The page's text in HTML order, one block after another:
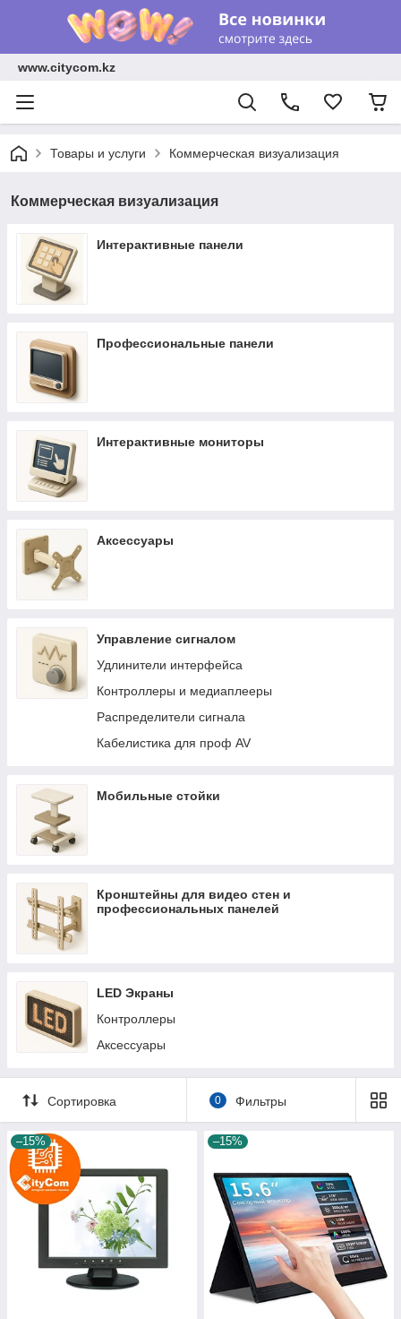
www.citycom.kz
Товары и услуги Коммерческая визуализация
Коммерческая визуализация
Интерактивные панели
Профессиональные панели
Интерактивные мониторы
Аксессуары
Управление сигналом
Удлинители интерфейса
Контроллеры и медиаплееры
Распределители сигнала
Кабелистика для проф AV
Мобильные стойки
Кронштейны для видео стен и
профессиональных панелей
LED Экраны
Контроллеры
Аксессуары
Сортировка 0 Фильтры
–15% –15%